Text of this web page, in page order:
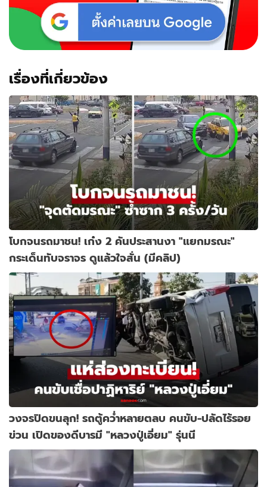
เรื่องที่เกี่ยวข้อง
โบกจนรถมาชน! เก๋ง 2 คันประสานงา "แยกมรณะ"
กระเด็นทับจราจร ดูแล้วใจสั่น (มีคลิป)
วงจรปิดขนลุก! รถตู้คว่ำหลายตลบ คนขับ-ปลัดไร้รอย
ข่วน เปิดของดีบารมี "หลวงปู่เอี่ยม" รุ่นนี